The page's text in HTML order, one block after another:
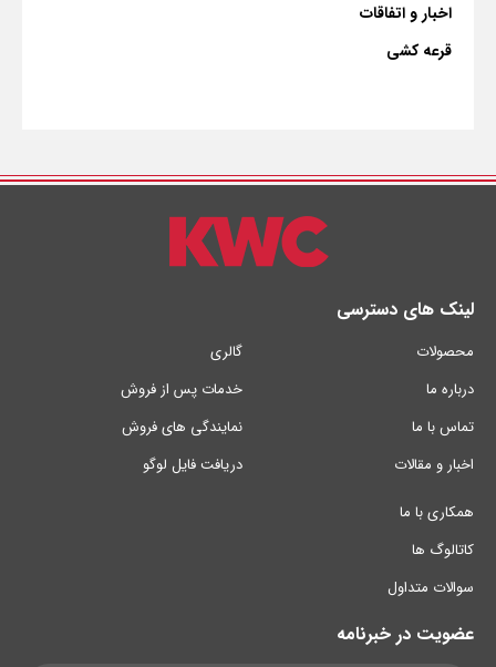
اخبار و اتفاقات
قرعه کشی
لینک های دسترسی
محصولات
درباره ما
تماس با ما
اخبار و مقالات
گالری
خدمات پس از فروش
نمایندگی های فروش
دریافت فایل لوگو
همکاری با ما
کاتالوگ ها
سوالات متداول
عضویت در خبرنامه